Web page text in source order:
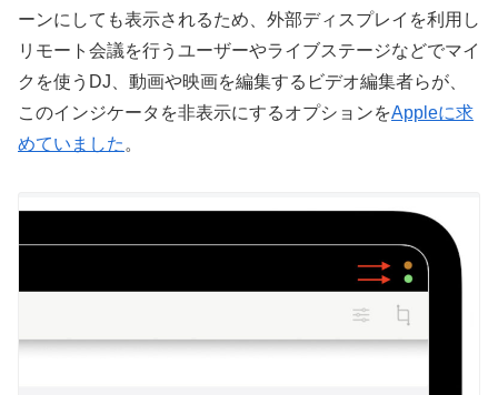
ーンにしても表示されるため、外部ディスプレイを利用し
リモート会議を行うユーザーやライブステージなどでマイ
クを使うDJ、動画や映画を編集するビデオ編集者らが、
このインジケータを非表示にするオプションをAppleに求
めていました 。